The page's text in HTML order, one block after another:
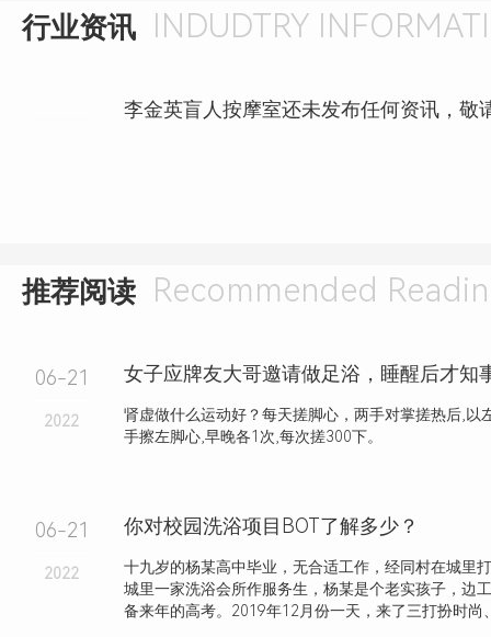
行业资讯 INDUDTRY
李金英盲人按摩室还未发布任何资讯，敬
推荐阅读 Recommended
06-21
2022
肾虚做什么运动好？每天搓脚心，两手对掌搓热后,以
手擦左脚心,早晚各1次,每次搓300下。
06-21
2022
你对校园洗浴项目BOT了解多少？
十九岁的杨某高中毕业，无合适工作，经同村在城里
城里一家洗浴会所作服务生，杨某是个老实孩子，边
备来年的高考。2019年12月份一天，来了三打扮时尚